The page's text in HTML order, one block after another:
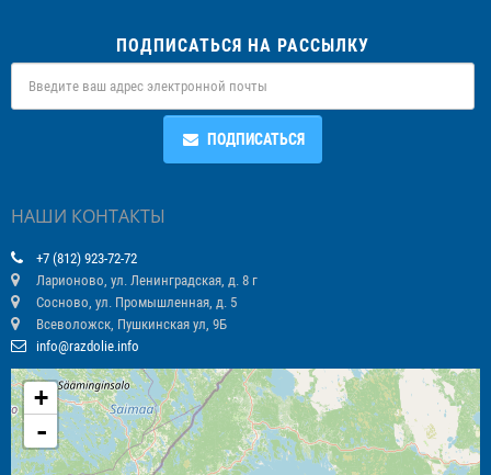
ПОДПИСАТЬСЯ НА РАССЫЛКУ
ПОДПИСАТЬСЯ
НАШИ КОНТАКТЫ
+7 (812) 923-72-72
Ларионово, ул. Ленинградская, д. 8 г
Сосново, ул. Промышленная, д. 5
Всеволожск, Пушкинская ул, 9Б
info@razdolie.info
+
-